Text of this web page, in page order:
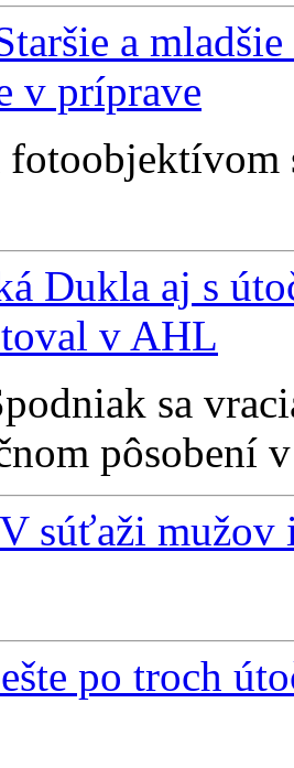
a
v príprave
Dukla aj s
v AHL
sa
pôsobení
súťaži mužov
po troch